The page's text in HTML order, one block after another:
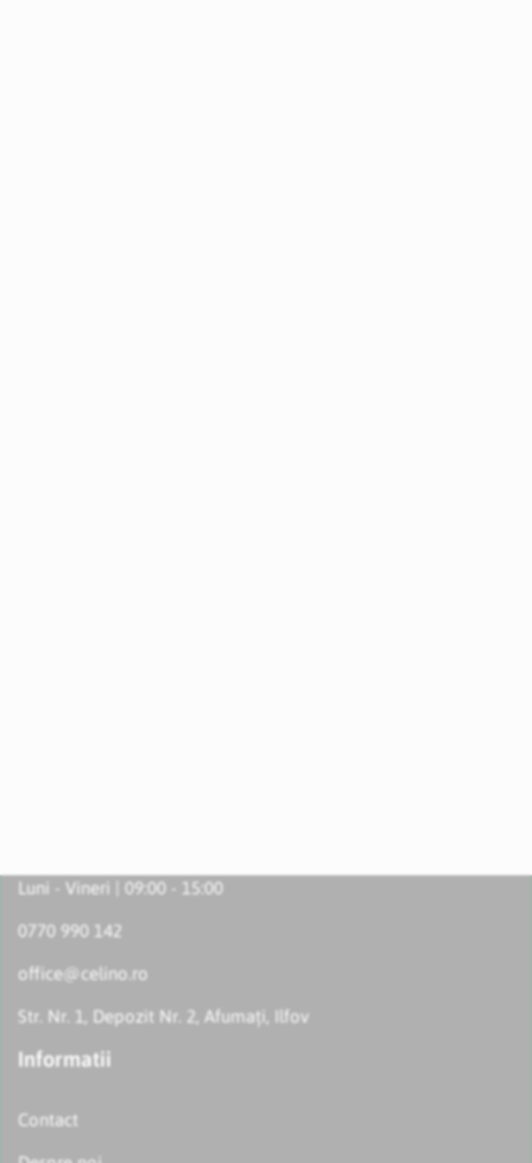
Luni - Vineri | 09:00 - 15:00
0770 990 142
office@celino.ro
Str. Nr. 1, Depozit Nr. 2, Afumați, Ilfov
Informatii
Contact